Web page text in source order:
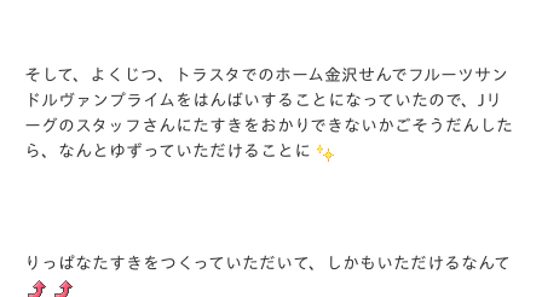
そして、よくじつ、トラスタでのホーム金沢せんでフルーツサン
ドルヴァンプライムをはんばいすることになっていたので、Jリ
ーグのスタッフさんにたすきをおかりできないかごそうだんした
ら、なんとゆずっていただけることに
りっぱなたすきをつくっていただいて、しかもいただけるなんて